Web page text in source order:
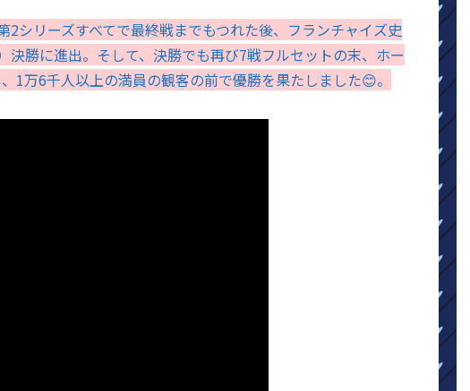
シリーズすべてで最終戦までもつれた後、フランチャイズ史
決勝に進出。そして、決勝でも再び7戦フルセットの末、ホー
1万6千人以上の満員の観客の前で優勝を果たしました😊。